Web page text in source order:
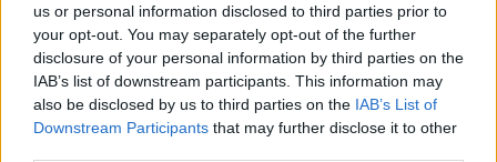
us or personal information disclosed to third parties prior to
your opt-out. You may separately opt-out of the further
disclosure of your personal information by third parties on the
IAB’s list of downstream participants. This information may
also be disclosed by us to third parties on the IAB’s List of
Downstream Participants that may further disclose it to other
Kövess minket, és értesülj a friss hírekről a
Facebookon is!